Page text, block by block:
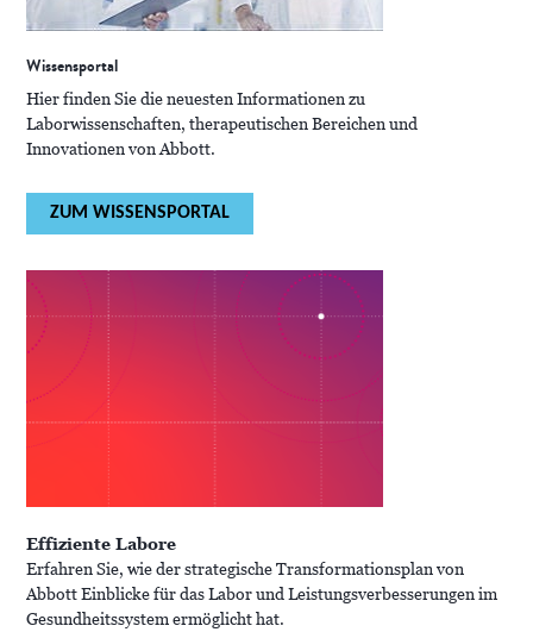
Wissensportal
Hier finden Sie die neuesten Informationen zu
Laborwissenschaften, therapeutischen Bereichen und
Innovationen von Abbott.
ZUM WISSENSPORTAL
Effiziente Labore
Erfahren Sie, wie der strategische Transformationsplan von
Abbott Einblicke für das Labor und Leistungsverbesserungen im
Gesundheitssystem ermöglicht hat.